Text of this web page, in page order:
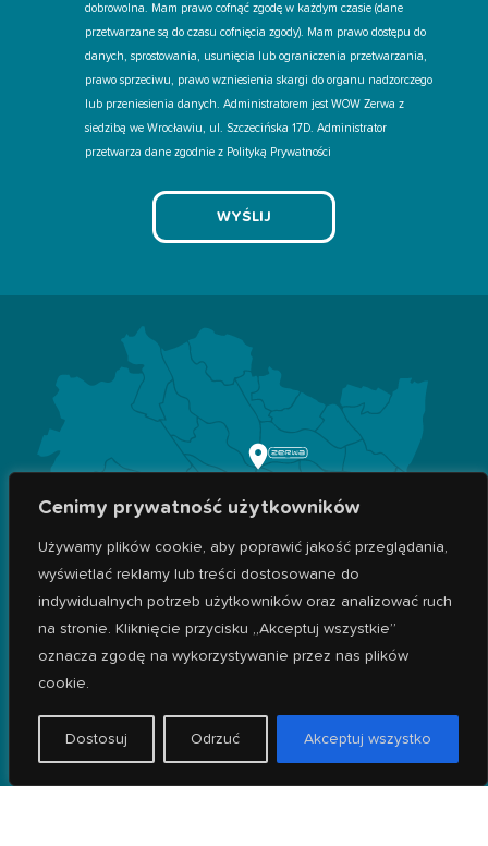
Cenimy prywatność użytkowników
Używamy plików cookie, aby poprawić jakość przeglądania,
wyświetlać reklamy lub treści dostosowane do
indywidualnych potrzeb użytkowników oraz analizować ruch
na stronie. Kliknięcie przycisku „Akceptuj wszystkie”
oznacza zgodę na wykorzystywanie przez nas plików
cookie.
Dostosuj Odrzuć Akceptuj wszystko
dobrowolna. Mam prawo cofnąć zgodę w każdym czasie (dane
przetwarzane są do czasu cofnięcia zgody). Mam prawo dostępu do
danych, sprostowania, usunięcia lub ograniczenia przetwarzania,
prawo sprzeciwu, prawo wzniesienia skargi do organu nadzorczego
lub przeniesienia danych. Administratorem jest WOW Zerwa z
siedzibą we Wrocławiu, ul. Szczecińska 17D. Administrator
przetwarza dane zgodnie z Polityką Prywatności
ZAPRASZAMY WSZYSTKICH MIESZKAŃCÓW
WROCŁAWIA!
Znajdujemy się przy ul. Szczecińskiej 17D we Wrocławiu w pobliżu
dzielnic:
-Wrocław Fabryczna